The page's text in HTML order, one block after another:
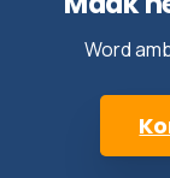
Word